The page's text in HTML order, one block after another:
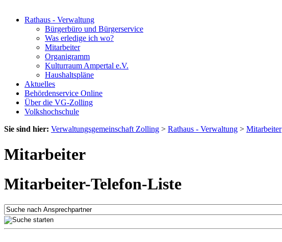
Rathaus - Verwaltung
Bürgerbüro und Bürgerservice
Was erledige ich wo?
Mitarbeiter
Organigramm
Kulturraum Ampertal e.V.
Haushaltspläne
Aktuelles
Behördenservice Online
Über die VG-Zolling
Volkshochschule
Sie sind hier: Verwaltungsgemeinschaft Zolling > Rathaus - Verwaltung > Mitarbeiter
Mitarbeiter
Mitarbeiter-Telefon-Liste